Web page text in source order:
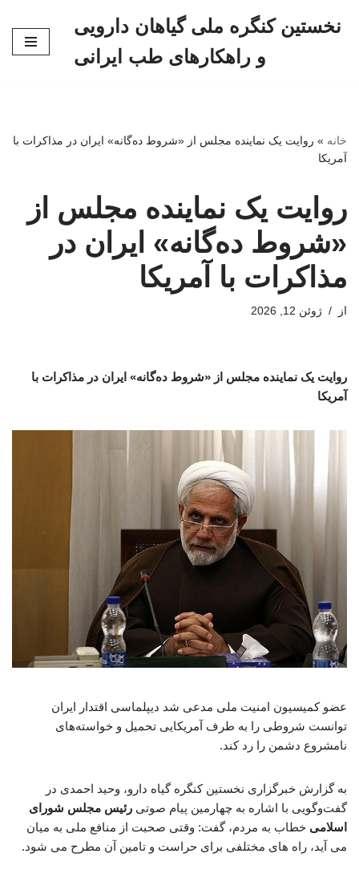
نخستین کنگره ملی گیاهان دارویی
و راهکارهای طب ایرانی
خانه » روایت یک نماینده مجلس از «شروط ده‌گانه» ایران در مذاکرات با
آمریکا
روایت یک نماینده مجلس از
«شروط ده‌گانه» ایران در
مذاکرات با آمریکا
از ژوئن 12, 2026
روایت یک نماینده مجلس از «شروط ده‌گانه» ایران در مذاکرات با
آمریکا
عضو کمیسیون امنیت ملی مدعی شد دیپلماسی اقتدار ایران
توانست شروطی را به طرف آمریکایی تحمیل و خواسته‌های
نامشروع دشمن را رد کند.
به گزارش خبرگزاری نخستین کنگره گیاه دارو، وحید احمدی در
گفت‌وگویی با اشاره به چهارمین پیام صوتی رئیس مجلس شورای
اسلامی خطاب به مردم، گفت: وقتی صحبت از منافع ملی به میان
می آید، راه های مختلفی برای حراست و تامین آن مطرح می شود.